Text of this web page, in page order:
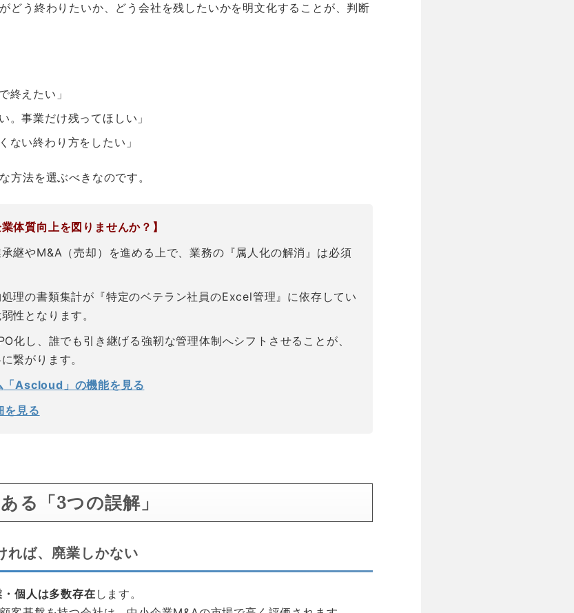
どう終わりたいか、どう会社を残したいかを明文化することが、判断
終えたい」
。事業だけ残ってほしい」
ない終わり方をしたい」
方法を選ぶべきなのです。
体質向上を図りませんか？】
継やM&A（売却）を進める上で、業務の『属人化の解消』は必須
理の書類集計が『特定のベテラン社員のExcel管理』に依存してい
性となります。
化し、誰でも引き継げる強靭な管理体制へシフトさせることが、
繋がります。
「Ascloud」の機能を見る
を見る
る「3つの誤解」
れば、廃業しかない
個人は多数存在 します。